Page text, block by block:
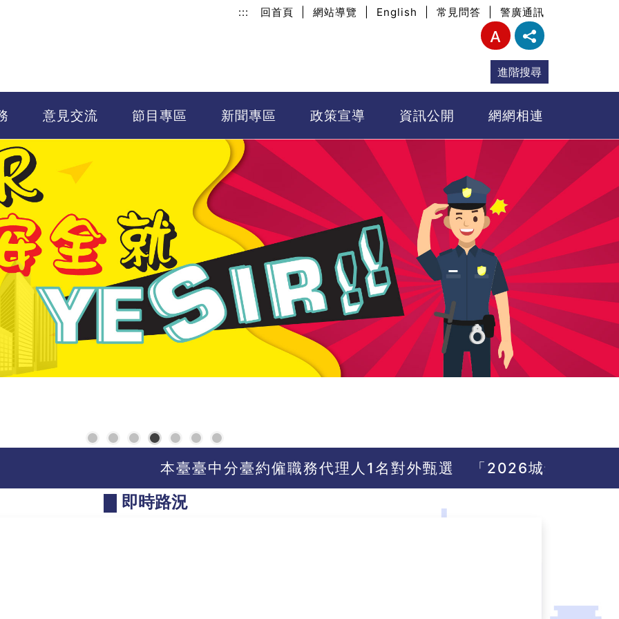
::: 回首頁 網站導覽 English 常見問答 警廣通訊
進階搜尋
意見交流 節目專區 新聞專區 政策宣導 資訊公開 網網相連
1 2 3 4 5 6 7
本臺臺中分臺約僱職務代理人1名對外甄選 「2026城鎮韌性（防空
即時路況